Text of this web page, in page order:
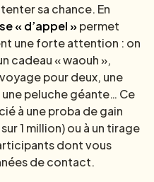
sa chance. En
« d’appel »permet
une forte attention : on
cadeau « waouh »,
pour deux, une
peluche géante… Ce
à une proba de gain
1 million) ou à un tirage
dont vous
de contact.